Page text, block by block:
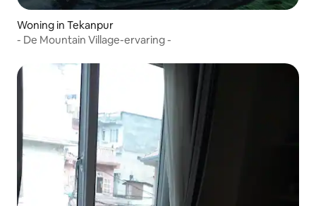
Woning in Tekanpur
- De Mountain Village-ervaring -